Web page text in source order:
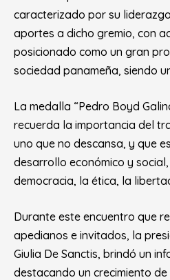
caracterizado por su
aportes a dicho gremio, con
posicionado como un gran
sociedad panameña, siendo
La medalla “Pedro Boyd
recuerda la importancia del
uno que no descansa, y que
desarrollo económico y
democracia, la ética, la
Durante este encuentro que
apedianos e invitados, la
Giulia De Sanctis, brindó un
destacando un crecimiento